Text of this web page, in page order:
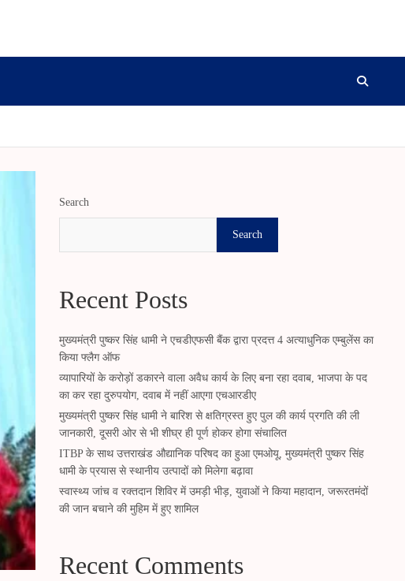
Search
Search
Recent Posts
मुख्यमंत्री पुष्कर सिंह धामी ने एचडीएफसी बैंक द्वारा प्रदत्त 4 अत्याधुनिक एम्बुलेंस का
किया फ्लैग ऑफ
व्यापारियों के करोड़ों डकारने वाला अवैध कार्य के लिए बना रहा दवाब, भाजपा के पद
का कर रहा दुरुपयोग, दवाब में नहीं आएगा एचआरडीए
मुख्यमंत्री पुष्कर सिंह धामी ने बारिश से क्षतिग्रस्त हुए पुल की कार्य प्रगति की ली
जानकारी, दूसरी ओर से भी शीघ्र ही पूर्ण होकर होगा संचालित
ITBP के साथ उत्तराखंड औद्यानिक परिषद का हुआ एमओयू, मुख्यमंत्री पुष्कर सिंह
धामी के प्रयास से स्थानीय उत्पादों को मिलेगा बढ़ावा
स्वास्थ्य जांच व रक्तदान शिविर में उमड़ी भीड़, युवाओं ने किया महादान, जरूरतमंदों
की जान बचाने की मुहिम में हुए शामिल
Recent Comments